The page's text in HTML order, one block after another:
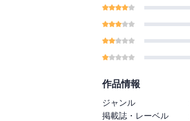
作品情報
ジャンル
掲載誌・レーベル